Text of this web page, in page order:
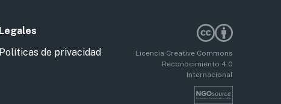
Legales
Políticas de privacidad
Licencia Creative Commons
Reconocimiento 4.0
Internacional